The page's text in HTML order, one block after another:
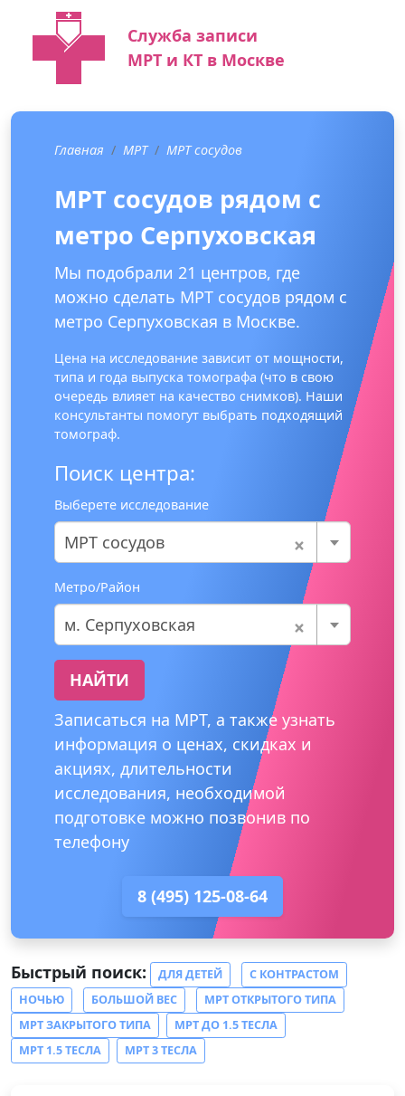
Служба записи
МРТ и КТ в Москве
Главная МРТ МРТ сосудов
МРТ сосудов рядом с
метро Серпуховская
Мы подобрали 21 центров, где
можно сделать МРТ сосудов рядом с
метро Серпуховская в Москве.
Цена на исследование зависит от мощности,
типа и года выпуска томографа (что в свою
очередь влияет на качество снимков). Наши
консультанты помогут выбрать подходящий
томограф.
Поиск центра:
Выберете исследование
×
МРТ сосудов
Метро/Район
×
м. Серпуховская
НАЙТИ
Записаться на МРТ, а также узнать
информация о ценах, скидках и
акциях, длительности
исследования, необходимой
подготовке можно позвонив по
телефону
8 (495) 125-08-64
Быстрый поиск: ДЛЯ ДЕТЕЙ
С КОНТРАСТОМ
НОЧЬЮ
БОЛЬШОЙ ВЕС
МРТ ОТКРЫТОГО ТИПА
МРТ ЗАКРЫТОГО ТИПА
МРТ ДО 1.5 ТЕСЛА
МРТ 1.5 ТЕСЛА
МРТ 3 ТЕСЛА